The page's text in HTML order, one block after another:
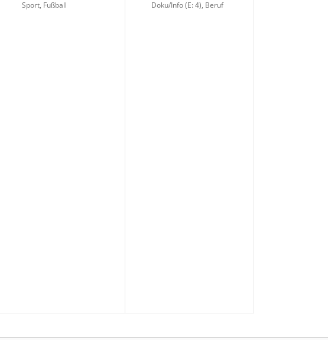
Katar Vorrunde Gruppe
Sport, Fußball
Feuerwehr
Doku/Info (E: 4), Beruf